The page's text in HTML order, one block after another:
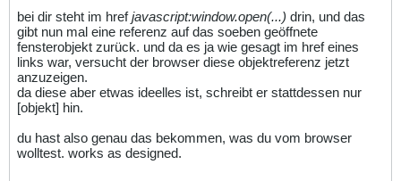
bei dir steht im hrefjavascript:window.open(...) drin, und das
gibt nun mal eine referenz auf das soeben geöffnete
fensterobjekt zurück. und da es ja wie gesagt im href eines
links war, versucht der browser diese objektreferenz jetzt
anzuzeigen.
da diese aber etwas ideelles ist, schreibt er stattdessen nur
[objekt] hin.
du hast also genau das bekommen, was du vom browser
wolltest. works as designed.